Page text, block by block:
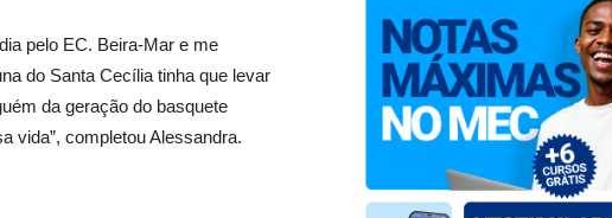
pelo EC. Beira-Mar e me
do Santa Cecília tinha que levar
da geração do basquete
vida”, completou Alessandra.